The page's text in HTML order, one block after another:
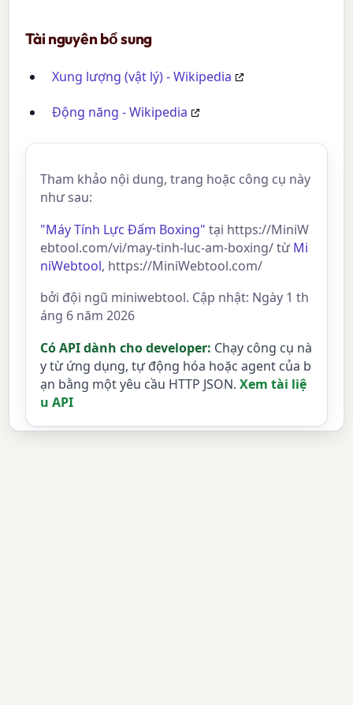
Tài nguyên bổ sung
Xung lượng (vật lý) - Wikipedia
Động năng - Wikipedia
Tham khảo nội dung, trang hoặc công cụ này
như sau:
"Máy Tính Lực Đấm Boxing" tại https://MiniW
ebtool.com/vi/may-tinh-luc-am-boxing/ từMi
niWebtool, https://MiniWebtool.com/
bởi đội ngũ miniwebtool. Cập nhật: Ngày 1 th
áng 6 năm 2026
Có API dành cho developer: Chạy công cụ nà
y từ ứng dụng, tự động hóa hoặc agent của b
ạn bằng một yêu cầu HTTP JSON. Xem tài liệ
u API